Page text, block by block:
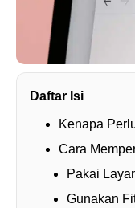
Daftar Isi
Kenapa
Cara
Pakai
Gunakan